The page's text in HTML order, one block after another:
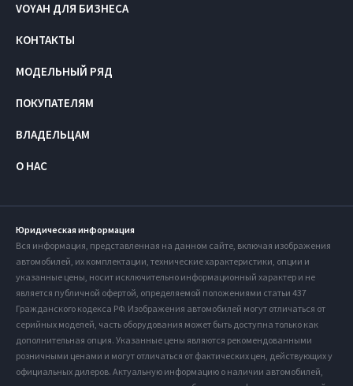
VOYAH ДЛЯ БИЗНЕСА
КОНТАКТЫ
МОДЕЛЬНЫЙ РЯД
ПОКУПАТЕЛЯМ
ВЛАДЕЛЬЦАМ
О НАС
Юридическая информация
Вся информация, представленная на данном сайте, включая изображения
автомобилей, их комплектации, технические характеристики, опции и
указанные цены, носит исключительно информационный характер и не
является публичной офертой, определяемой положениями статьи 437
Гражданского кодекса РФ. Изображения автомобилей могут отличаться от
серийных моделей, часть оборудования может быть доступна только как
дополнительная опция. Указанные цены являются рекомендованными
розничными ценами и могут отличаться от фактических цен, действующих у
официальных дилеров. Актуальную информацию о наличии автомобилей,